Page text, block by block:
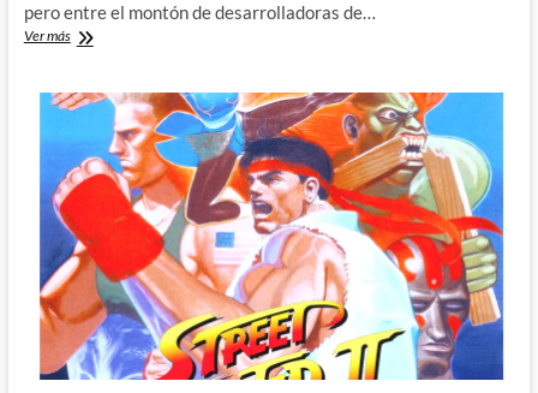
pero entre el montón de desarrolladoras de…
Ver másCapcom
y
gentuza
de
los
recreativos:
Treinta
años
de
Street
Fighter
(IV)